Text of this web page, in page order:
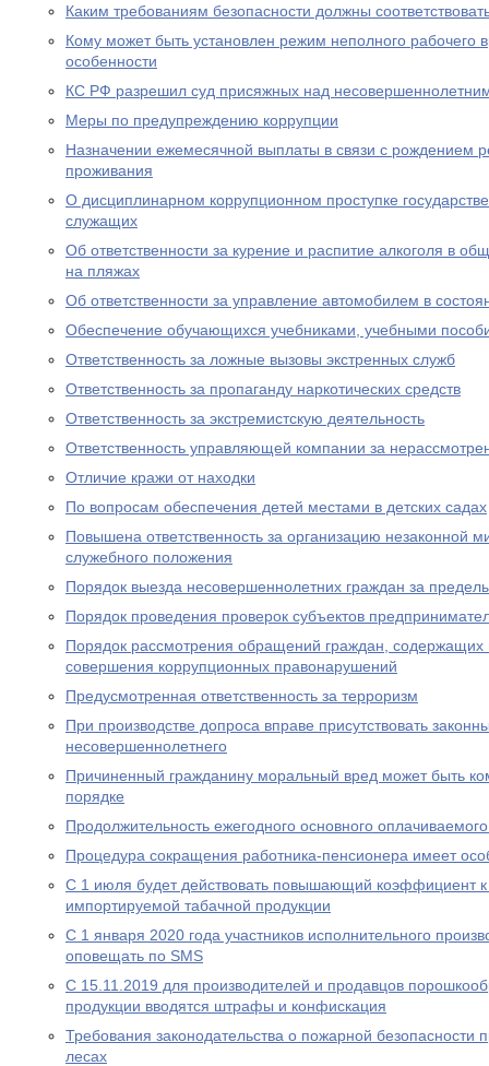
Каким требованиям безопасности должны
Кому может быть установлен режим неполного рабочего
особенности
КС РФ разрешил суд присяжных над
Меры по предупреждению коррупции
Назначении ежемесячной выплаты в связи с рождением
проживания
О дисциплинарном коррупционном проступке
служащих
Об ответственности за курение и распитие алкоголя в
на пляжах
Об ответственности за управление автомобилем в
Обеспечение обучающихся учебниками, учебными
Ответственность за ложные вызовы экстренных служб
Ответственность за пропаганду наркотических средств
Ответственность за экстремистскую деятельность
Ответственность управляющей компании за
Отличие кражи от находки
По вопросам обеспечения детей местами в детских садах
Повышена ответственность за организацию незаконной
служебного положения
Порядок выезда несовершеннолетних граждан за
Порядок проведения проверок субъектов
Порядок рассмотрения обращений граждан,
совершения коррупционных правонарушений
Предусмотренная ответственность за терроризм
При производстве допроса вправе присутствовать
несовершеннолетнего
Причиненный гражданину моральный вред может быть
порядке
Продолжительность ежегодного основного оплачиваемого
Процедура сокращения работника-пенсионера имеет
С 1 июля будет действовать повышающий коэффициент
импортируемой табачной продукции
С 1 января 2020 года участников исполнительного
оповещать по SMS
С 15.11.2019 для производителей и продавцов
продукции вводятся штрафы и конфискация
Требования законодательства о пожарной безопасности
лесах